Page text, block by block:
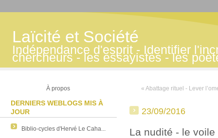
Laïcité et Société
Indépendance d'esprit - Identifier
chercheurs - les essayistes - les
À propos
DERNIERS WEBLOGS MIS À
JOUR
Biblio-cycles d'Hervé Le Caha...
« Abattage rituel - Lever
23/09/2016
La nudité - le voile